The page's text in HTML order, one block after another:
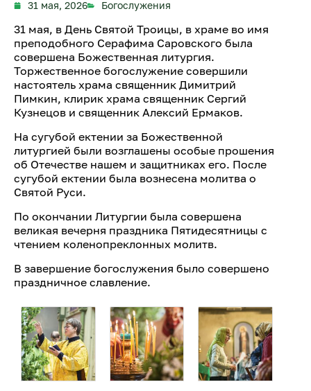
31 мая, 2026 Богослужения
31 мая, в День Святой Троицы, в храме во имя
преподобного Серафима Саровского была
совершена Божественная литургия.
Торжественное богослужение совершили
настоятель храма священник Димитрий
Пимкин, клирик храма священник Сергий
Кузнецов и священник Алексий Ермаков.
На сугубой ектении за Божественной
литургией были возглашены особые прошения
об Отечестве нашем и защитниках его. После
сугубой ектении была вознесена молитва о
Святой Руси.
По окончании Литургии была совершена
великая вечерня праздника Пятидесятницы с
чтением коленопреклонных молитв.
В завершение богослужения было совершено
праздничное славление.